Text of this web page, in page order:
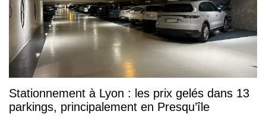
Stationnement à Lyon : les prix gelés dans 13
parkings, principalement en Presqu’île